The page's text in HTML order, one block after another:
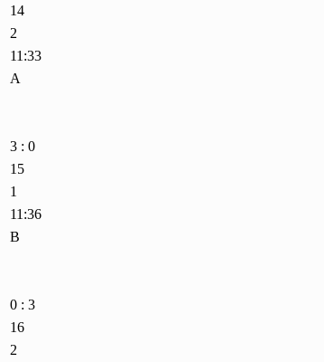
14
2
11:33
A
3 : 0
15
1
11:36
B
0 : 3
16
2